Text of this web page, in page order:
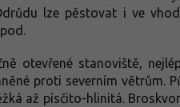
lze pěstovat i ve
otevřené stanoviště,
proti severním větrům.
až písčito-hlinitá.